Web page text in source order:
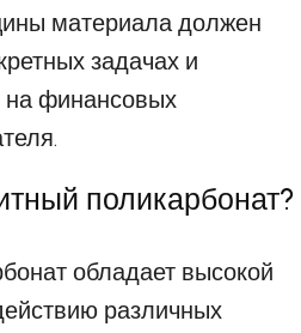
материала должен
задачах и
на финансовых
поликарбонат?
обладает высокой
различных